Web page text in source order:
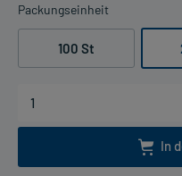
Packungseinheit
100 St
In